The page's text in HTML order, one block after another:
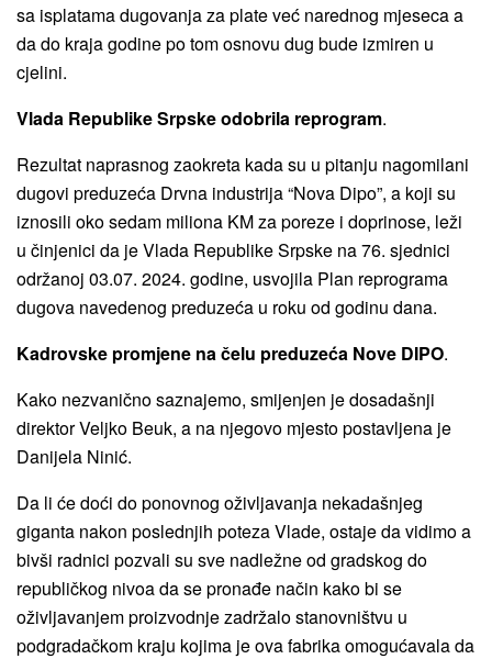
sa isplatama dugovanja za plate već narednog mjeseca a
da do kraja godine po tom osnovu dug bude izmiren u
cjelini.
Vlada Republike Srpske odobrila reprogram.
Rezultat naprasnog zaokreta kada su u pitanju nagomilani
dugovi preduzeća Drvna industrija “Nova Dipo”, a koji su
iznosili oko sedam miliona KM za poreze i doprinose, leži
u činjenici da je Vlada Republike Srpske na 76. sjednici
održanoj 03.07. 2024. godine, usvojila Plan reprograma
dugova navedenog preduzeća u roku od godinu dana.
Kadrovske promjene na čelu preduzeća Nove DIPO.
Kako nezvanično saznajemo, smijenjen je dosadašnji
direktor Veljko Beuk, a na njegovo mjesto postavljena je
Danijela Ninić.
Da li će doći do ponovnog oživljavanja nekadašnjeg
giganta nakon poslednjih poteza Vlade, ostaje da vidimo a
bivši radnici pozvali su sve nadležne od gradskog do
republičkog nivoa da se pronađe način kako bi se
oživljavanjem proizvodnje zadržalo stanovništvu u
podgradačkom kraju kojima je ova fabrika omogućavala da